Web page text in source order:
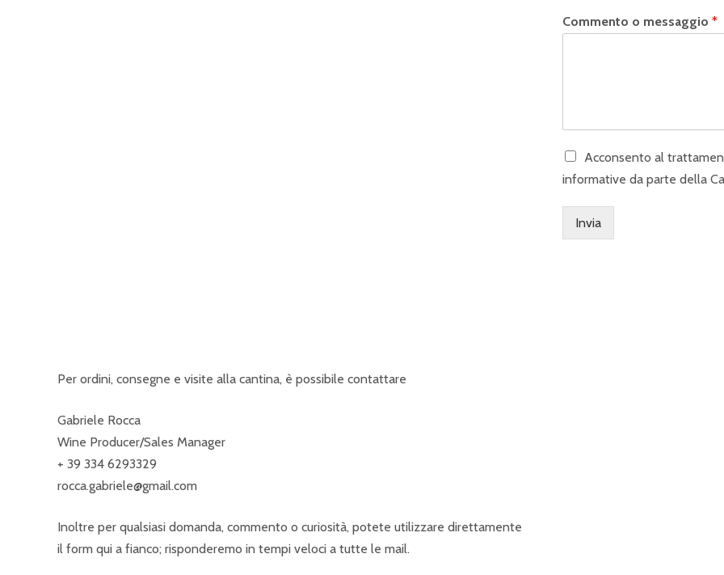
Per ordini, consegne e visite alla cantina, è possibile contattare
Gabriele Rocca
Wine Producer/Sales Manager
+ 39 334 6293329
rocca.gabriele@gmail.com
Inoltre per qualsiasi domanda, commento o curiosità, potete utilizzare direttamente
il form qui a fianco; risponderemo in tempi veloci a tutte le mail.
Commento o messaggio *
Acconsento al
informative da parte della
Invia